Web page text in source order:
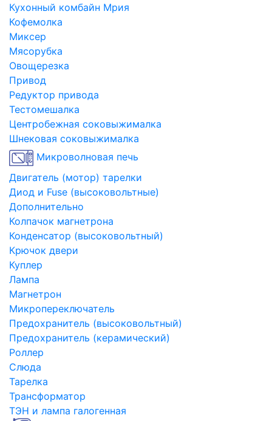
Кухонный комбайн Мрия
Кофемолка
Миксер
Мясорубка
Овощерезка
Привод
Редуктор привода
Тестомешалка
Центробежная соковыжималка
Шнековая соковыжималка
Микроволновая печь
Двигатель (мотор) тарелки
Диод и Fuse (высоковольтные)
Дополнительно
Колпачок магнетрона
Конденсатор (высоковольтный)
Крючок двери
Куплер
Лампа
Магнетрон
Микропереключатель
Предохранитель (высоковольтный)
Предохранитель (керамический)
Роллер
Слюда
Тарелка
Трансформатор
ТЭН и лампа галогенная